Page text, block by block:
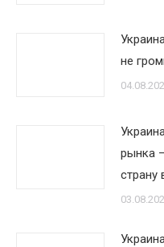
не
рынка
страну